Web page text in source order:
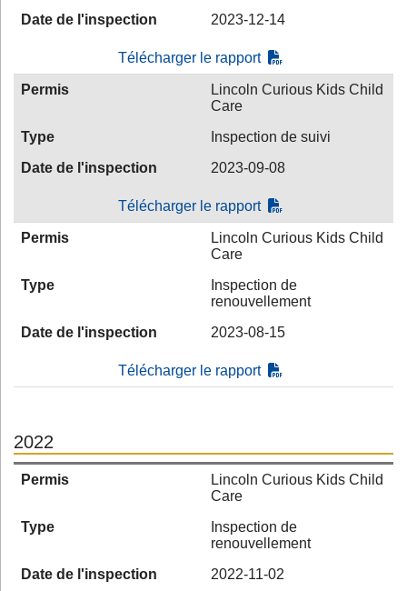
Date de l'inspection
2023-12-14
Télécharger le rapport
Permis
Lincoln Curious Kids Child
Care
Type
Inspection de suivi
Date de l'inspection
2023-09-08
Télécharger le rapport
Permis
Lincoln Curious Kids Child
Care
Type
Inspection de
renouvellement
Date de l'inspection
2023-08-15
Télécharger le rapport
2022
Permis
Lincoln Curious Kids Child
Care
Type
Inspection de
renouvellement
Date de l'inspection
2022-11-02